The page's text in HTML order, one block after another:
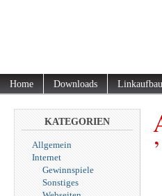
Home Downloads Linkaufbau
KATEGORIEN
Allgemein
Internet
Gewinnspiele
Sonstiges
’